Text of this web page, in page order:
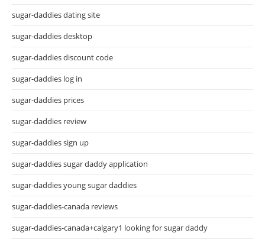
sugar-daddies dating site
sugar-daddies desktop
sugar-daddies discount code
sugar-daddies log in
sugar-daddies prices
sugar-daddies review
sugar-daddies sign up
sugar-daddies sugar daddy application
sugar-daddies young sugar daddies
sugar-daddies-canada reviews
sugar-daddies-canada+calgary1 looking for sugar daddy